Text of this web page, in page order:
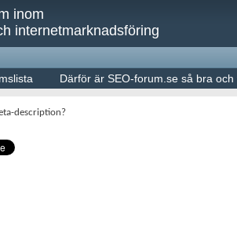
inom
internetmarknadsföring
Därför är SEO-forum.se så bra och
description?